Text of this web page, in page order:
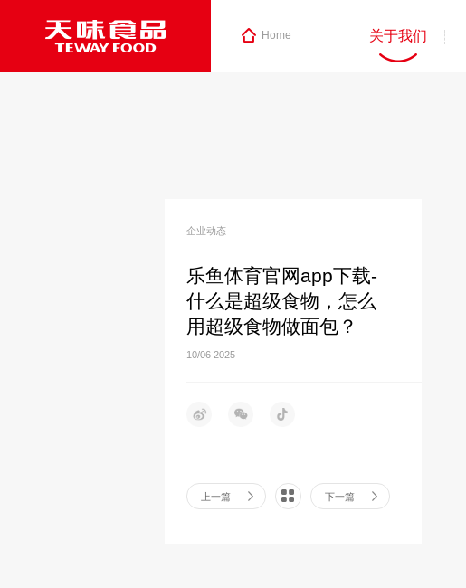
Home 关于我们
企业动态
乐鱼体育官网app下载-
什么是超级食物，怎么
用超级食物做面包？
10/06 2025
上一篇 下一篇